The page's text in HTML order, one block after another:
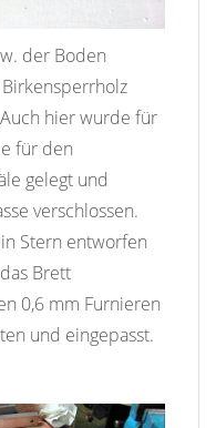
der Boden
hier wurde für
für den
gelegt und
verschlossen.
Stern entworfen
Brett
0,6 mm Furnieren
und eingepasst.